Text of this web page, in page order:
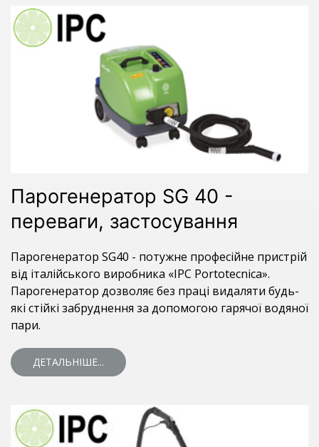
Парогенератор SG 40 -
переваги, застосування
Парогенератор SG40 - потужне професійне пристрій
від італійського виробника «IPC Portotecnica».
Парогенератор дозволяє без праці видаляти будь-
які стійкі забруднення за допомогою гарячої водяної
пари.
ДЕТАЛЬНІШЕ...